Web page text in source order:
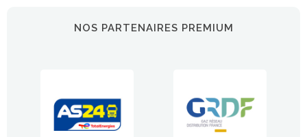
NOS PARTENAIRES PREMIUM